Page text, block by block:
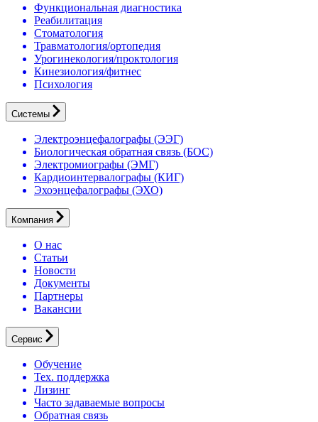
Функциональная диагностика
Реабилитация
Стоматология
Травматология/ортопедия
Урогинекология/проктология
Кинезиология/фитнес
Психология
Системы
Электроэнцефалографы (ЭЭГ)
Биологическая обратная связь (БОС)
Электромиографы (ЭМГ)
Кардиоинтервалографы (КИГ)
Эхоэнцефалографы (ЭХО)
Компания
О нас
Статьи
Новости
Документы
Партнеры
Вакансии
Сервис
Обучение
Тех. поддержка
Лизинг
Часто задаваемые вопросы
Обратная связь